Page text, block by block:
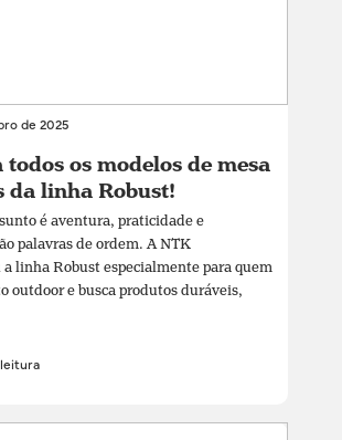
de 2025
todos os modelos de mesa
da linha Robust!
é aventura, praticidade e
palavras de ordem. A NTK
linha Robust especialmente para quem
outdoor e busca produtos duráveis,